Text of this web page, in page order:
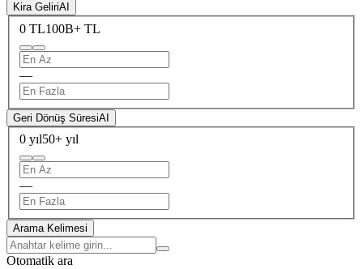
Kira GeliriAI
0 TL100B+ TL
—
Geri Dönüş SüresiAI
0 yıl50+ yıl
—
Arama Kelimesi
Otomatik ara